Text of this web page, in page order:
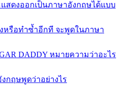
สดงออกเป็นภาษาอังกฤษได้แบบ
หรือทำซ้ำอีกที จะพูดในภาษา
DADDY หมายความว่าอะไร
กฤษพูดว่าอย่างไร